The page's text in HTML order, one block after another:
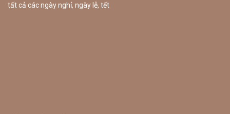
tất cả các ngày nghỉ, ngày lễ, tết